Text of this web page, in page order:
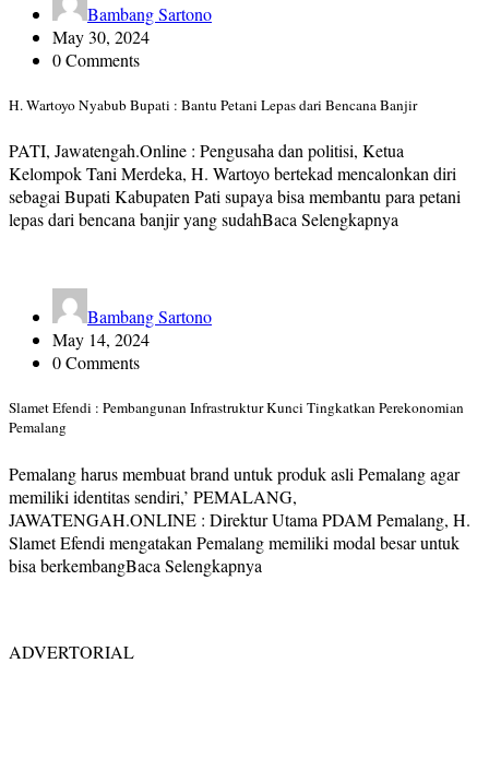
Bambang Sartono
May 30, 2024
0 Comments
H. Wartoyo Nyabub Bupati : Bantu Petani Lepas dari Bencana Banjir
PATI, Jawatengah.Online : Pengusaha dan politisi, Ketua
Kelompok Tani Merdeka, H. Wartoyo bertekad mencalonkan diri
sebagai Bupati Kabupaten Pati supaya bisa membantu para petani
lepas dari bencana banjir yang sudahBaca Selengkapnya
Bambang Sartono
May 14, 2024
0 Comments
Slamet Efendi : Pembangunan Infrastruktur Kunci Tingkatkan Perekonomian
Pemalang
Pemalang harus membuat brand untuk produk asli Pemalang agar
memiliki identitas sendiri,’ PEMALANG,
JAWATENGAH.ONLINE : Direktur Utama PDAM Pemalang, H.
Slamet Efendi mengatakan Pemalang memiliki modal besar untuk
bisa berkembangBaca Selengkapnya
ADVERTORIAL